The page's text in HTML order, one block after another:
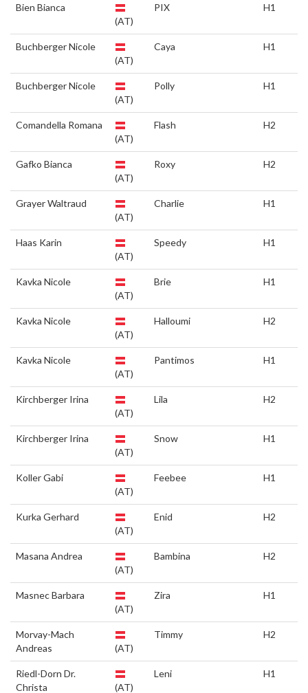
Bien Bianca
(AT)
PIX H1
Buchberger Nicole
(AT)
Caya H1
Buchberger Nicole
(AT)
Polly H1
Comandella Romana
(AT)
Flash H2
Gafko Bianca
(AT)
Roxy H2
Grayer Waltraud
(AT)
Charlie H1
Haas Karin
(AT)
Speedy H1
Kavka Nicole
(AT)
Brie H1
Kavka Nicole
(AT)
Halloumi H2
Kavka Nicole
(AT)
Pantimos H1
Kirchberger Irina
(AT)
Lila H2
Kirchberger Irina
(AT)
Snow H1
Koller Gabi
(AT)
Feebee H1
Kurka Gerhard
(AT)
Enid H2
Masana Andrea
(AT)
Bambina H2
Masnec Barbara
(AT)
Zira H1
Morvay-Mach
Andreas
(AT)
Timmy H2
Riedl-Dorn Dr.
Christa
(AT)
Leni H1